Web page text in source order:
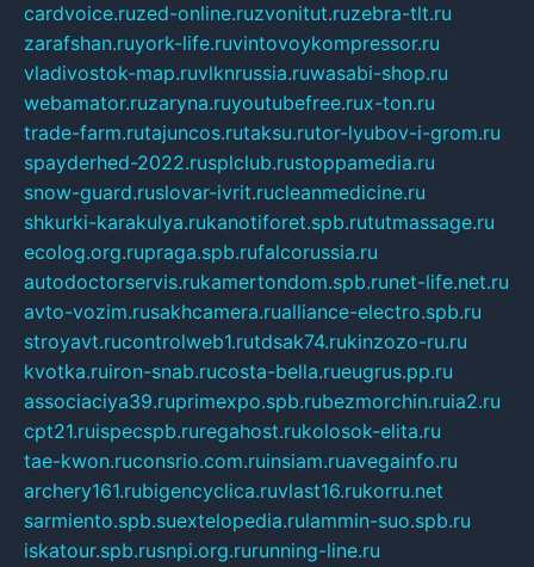
cardvoice.ruzed-online.ruzvonitut.ruzebra-tlt.ru
zarafshan.ruyork-life.ruvintovoykompressor.ru
vladivostok-map.ruvlknrussia.ruwasabi-shop.ru
webamator.ruzaryna.ruyoutubefree.rux-ton.ru
trade-farm.rutajuncos.rutaksu.rutor-lyubov-i-grom.ru
spayderhed-2022.rusplclub.rustoppamedia.ru
snow-guard.ruslovar-ivrit.rucleanmedicine.ru
shkurki-karakulya.rukanotiforet.spb.rututmassage.ru
ecolog.org.rupraga.spb.rufalcorussia.ru
autodoctorservis.rukamertondom.spb.runet-life.net.ru
avto-vozim.rusakhcamera.rualliance-electro.spb.ru
stroyavt.rucontrolweb1.rutdsak74.rukinzozo-ru.ru
kvotka.ruiron-snab.rucosta-bella.rueugrus.pp.ru
associaciya39.ruprimexpo.spb.rubezmorchin.ruia2.ru
cpt21.ruispecspb.ruregahost.rukolosok-elita.ru
tae-kwon.ruconsrio.com.ruinsiam.ruavegainfo.ru
archery161.rubigencyclica.ruvlast16.rukorru.net
sarmiento.spb.suextelopedia.rulammin-suo.spb.ru
iskatour.spb.rusnpi.org.rurunning-line.ru